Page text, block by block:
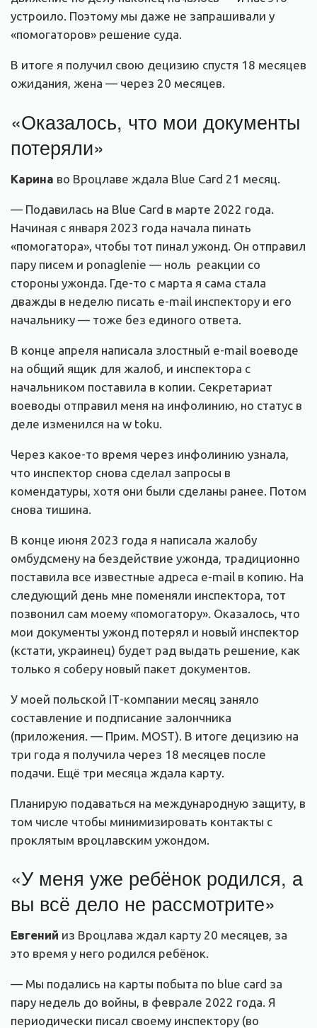
устроило. Поэтому мы даже не запрашивали у
«помогаторов» решение суда.
В итоге я получил свою децизию спустя 18 месяцев
ожидания, жена — через 20 месяцев.
«Оказалось, что мои документы
потеряли»
Карина во Вроцлаве ждала Blue Card 21 месяц.
— Подавилась на Blue Card в марте 2022 года.
Начиная с января 2023 года начала пинать
«помогатора», чтобы тот пинал ужонд. Он отправил
пару писем и ponaglenie — ноль реакции со
стороны ужонда. Где-то с марта я сама стала
дважды в неделю писать e-mail инспектору и его
начальнику — тоже без единого ответа.
В конце апреля написала злостный e-mail воеводе
на общий ящик для жалоб, и инспектора с
начальником поставила в копии. Секретариат
воеводы отправил меня на инфолинию, но статус в
деле изменился на w toku.
Через какое-то время через инфолинию узнала,
что инспектор снова сделал запросы в
комендатуры, хотя они были сделаны ранее. Потом
снова тишина.
В конце июня 2023 года я написала жалобу
омбудсмену на бездействие ужонда, традиционно
поставила все известные адреса e-mail в копию. На
следующий день мне поменяли инспектора, тот
позвонил сам моему «помогатору». Оказалось, что
мои документы ужонд потерял и новый инспектор
(кстати, украинец) будет рад выдать решение, как
только я соберу новый пакет документов.
У моей польской IТ-компании месяц заняло
составление и подписание залончника
(приложения. — Прим. MOST). В итоге децизию на
три года я получила через 18 месяцев после
подачи. Ещё три месяца ждала карту.
Планирую подаваться на международную защиту, в
том числе чтобы минимизировать контакты с
проклятым вроцлавским ужондом.
«У меня уже ребёнок родился, а
вы всё дело не рассмотрите»
Евгений из Вроцлава ждал карту 20 месяцев, за
это время у него родился ребёнок.
— Мы подались на карты побыта по blue card за
пару недель до войны, в феврале 2022 года. Я
периодически писал своему инспектору (во